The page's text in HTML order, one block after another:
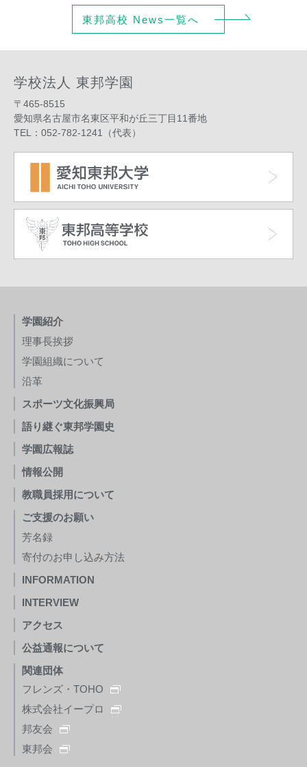
東邦高校 News一覧へ
学校法人 東邦学園
〒465-8515
愛知県名古屋市名東区平和が丘三丁目11番地
TEL：052-782-1241（代表）
学園紹介
理事長挨拶
学園組織について
沿革
スポーツ文化振興局
語り継ぐ東邦学園史
学園広報誌
情報公開
教職員採用について
ご支援のお願い
芳名録
寄付のお申し込み方法
INFORMATION
INTERVIEW
アクセス
公益通報について
関連団体
フレンズ・TOHO
株式会社イープロ
邦友会
東邦会